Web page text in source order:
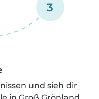
3
und sieh dir